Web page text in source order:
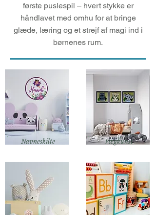
første puslespil – hvert stykke er
håndlavet med omhu for at bringe
glæde, læring og et strejf af magi ind i
børnenes rum.
Navneskilte Vægkunst